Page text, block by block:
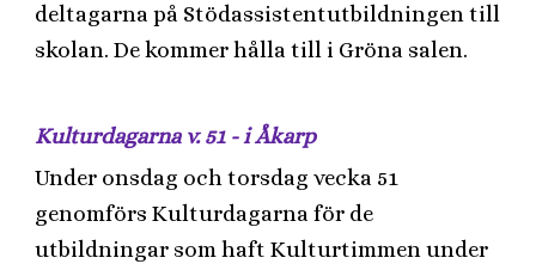
deltagarna på Stödassistentutbildningen till
skolan. De kommer hålla till i Gröna salen.
Kulturdagarna v. 51 - i Åkarp
Under onsdag och torsdag vecka 51
genomförs Kulturdagarna för de
utbildningar som haft Kulturtimmen under